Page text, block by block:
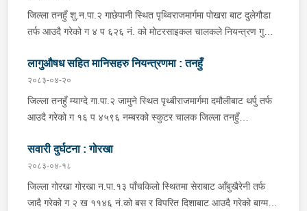
जिल्ला तनहुँ शु.न.पा.२ गाछेपानी स्थित पृथ्विराजमार्गमा पोखरा बाट दुलेगौडा
तर्फ आउदै गरेको ग ४ प ६२६ नं. को मोटरसाइकल चालकले नियन्त्रण गुमाइ
जिल्ला कास्की पो.म.न.पा.३३ बस्ने बर्ष ३९ को मन बहादुर पुन घाइते भइ
उपचारको लागी तनहुँ सेवा हस्पिटल दुलेगौडा ल्याईएकोमा प्राम्भिक उपचार
पश्चात थप उपचारको लागी ०७:५५ बजे पोखरा रिफर भएको ।
लागुऔषध सहित मानिसहरु नियन्त्रणमा : तनहुँ
२०८३-०४-२०
जिल्ला तनहुँ म्याग्दे गा.पा.२ जामुने स्थित पृथ्बीराजमार्गमा दमौलीबाट थर्पु तर्फ
आउदै गरेको ग १६ प ४५९६ नम्बरको स्कुटर चालक जिल्ला तनहुँ
ऐ.५ बस्ने बर्ष ३४ को नरजंग राना स्कुटर रोकी सर्भिस लेनमा बसीरहेको
अबस्थामा थर्पुबाट खटिएको प्रहरी टोलिले शंकास्पद लागि चेकजाँच गर्ने
क्रममा निज अमन पौडेलको साथबाट र स्कुटरको डिक्की भित्रबाट गरी
प्रतिबन्धित लागुऔषध फेनारागन ११ एम्पुल, डाइजेपाम ११ एम्पुल, नुर्फिन ११
सवारी दुर्घटना : गोरखा
२०८३-०४-१८
जिल्ला गोरखा गोरखा न.पा.१३ पाँचकिलो स्थितमा सेराबाट आँबुखैरेनी तर्फ
जादै गरेको ग २ ख ११४६ नं.को बस र विपरित दिशाबाट आउदै गरेको बाग्मती